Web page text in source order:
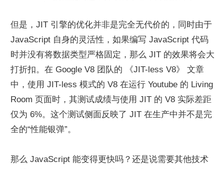
但是，JIT 引擎的优化并非是完全无代价的，同时由于
JavaScript 自身的灵活性，如果编写 JavaScript 代码
时并没有将数据类型严格固定，那么 JIT 的效果将会大
打折扣。在 Google V8 团队的 《JIT-less V8》 文章
中，使用 JIT-less 模式的 V8 在运行 Youtube 的 Living
Room 页面时，其测试成绩与使用 JIT 的 V8 实际差距
仅为 6%。这个测试侧面反映了 JIT 在生产中并不是完
全的“性能银弹”。
那么 JavaScript 能变得更快吗？还是说需要其他技术